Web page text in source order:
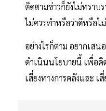
ติดตามข่าวก็ยังไม่ทราบ
ไม่ควรทำหรือว่าดีหรือไ
อย่างไรก็ตาม อยากเส
ดำเนินนโยบายนี้ เพื่อคิ
เสี่ยงทางการคลังและ เ